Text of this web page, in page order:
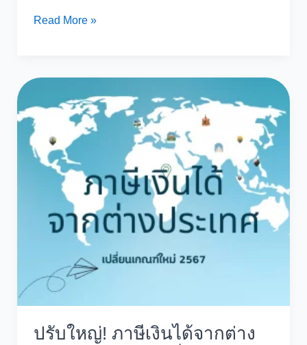
ขยาย
อัตรา
มูลค่า
เพิ่ม
(VAT)
เหลือ
2568
Read More »
ปรับใหญ่! ภาษีเงินได้จากต่าง